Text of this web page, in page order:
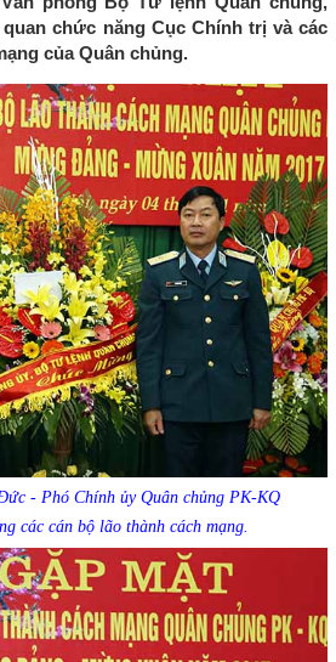
chức năng Cục Chính trị và các
của Quân chủng.
- Phó Chính ủy Quân chủng PK-KQ
các cán bộ lão thành cách mạng.